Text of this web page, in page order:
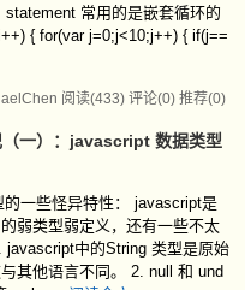
常用的是嵌套循环的
{ for(var j=0;j<10;j++) { if(j==
阅读(433) 评论(0) 推荐(0)
一）：javascript 数据类型
一些怪异特性： javascript是
弱类型弱定义，还有一些不太
中的String 类型是原始
其他语言不同。 2. null 和 und